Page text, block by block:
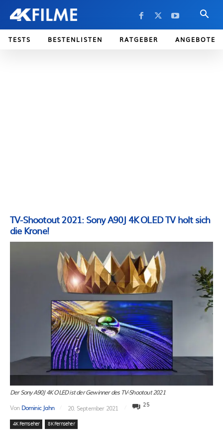
TESTS BESTENLISTEN RATGEBER ANGEBOTE
TV-Shootout 2021: Sony A90J 4K OLED TV holt sich
die Krone!
Der Sony A90J 4K OLED ist der Gewinner des TV-Shootout 2021
Von Dominic Jahn 20. September 2021 25
4K Fernseher 8K Fernseher